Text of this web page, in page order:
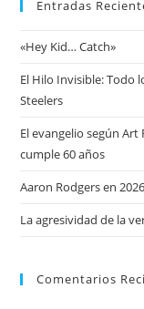
Entradas
«Hey Kid… Catch»
El Hilo Invisible: Todo
Steelers
El evangelio según
cumple 60 años
Aaron Rodgers en
La agresividad de la
Comentarios